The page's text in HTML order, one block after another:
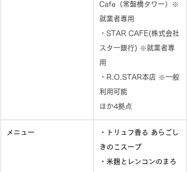
Cafe（常盤橋タワー）※
就業者専用
・STAR CAFE(株式会社
スター銀行) ※就業者専
用
・R.O.STAR本店 ※一般
利用可能
ほか4拠点
メニュー ・トリュフ香る あらごし
きのこスープ
・米麹とレンコンのまろ